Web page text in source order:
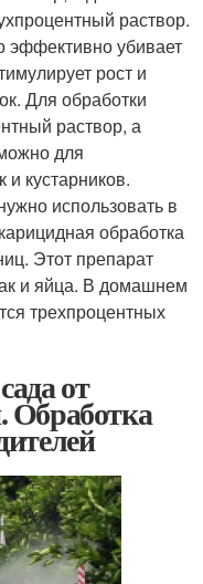
раствор.
эффективно убивает
рост и
Для обработки
раствор, а
для
и кустарников.
использовать в
обработка
Этот препарат
и яйца. В домашнем
трехпроцентных
от
Обработка